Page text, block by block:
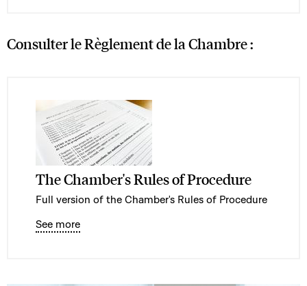
Consulter le Règlement de la Chambre :
The Chamber's Rules of Procedure
Full version of the Chamber's Rules of Procedure
See more